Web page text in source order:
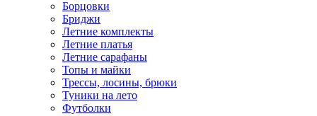
Борцовки
Бриджи
Летние комплекты
Летние платья
Летние сарафаны
Топы и майки
Трессы, лосины, брюки
Туники на лето
Футболки